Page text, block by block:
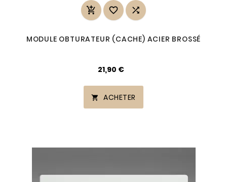
  
MODULE OBTURATEUR (CACHE) ACIER BROSSÉ
21,90 €
 ACHETER